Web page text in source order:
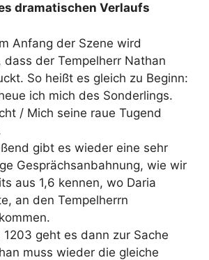
dramatischen Verlaufs
Anfang der Szene wird
dass der Tempelherr Nathan
So heißt es gleich zu Beginn:
ich mich des Sonderlings.
/ Mich seine raue Tugend
gibt es wieder eine sehr
Gesprächsanbahnung, wie wir
aus 1,6 kennen, wo Daria
an den Tempelherrn
geht es dann zur Sache
muss wieder die gleiche